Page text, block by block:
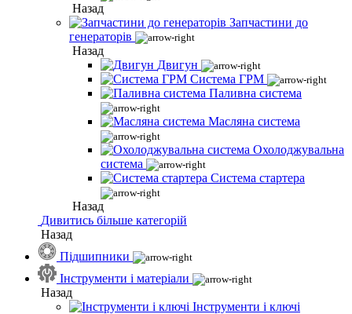
Назад
Запчастини до
генераторів
Назад
Двигун
Система ГРМ
Паливна система
Масляна система
Охолоджувальна
система
Система стартера
Назад
Дивитись більше категорій
Назад
Підшипники
Інструменти і матеріали
Назад
Інструменти і ключі